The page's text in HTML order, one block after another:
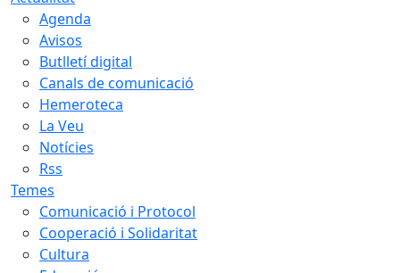
Agenda
Avisos
Butlletí digital
Canals de comunicació
Hemeroteca
La Veu
Notícies
Rss
Temes
Comunicació i Protocol
Cooperació i Solidaritat
Cultura